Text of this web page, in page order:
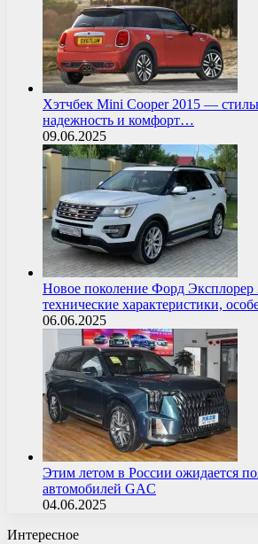
Хэтчбек Mini Cooper 2015 —
надежность и комфорт…
09.06.2025
Новое поколение Форд
технические характеристики,
06.06.2025
Этим летом в России ожидается
автомобилей GAC
04.06.2025
Интересное